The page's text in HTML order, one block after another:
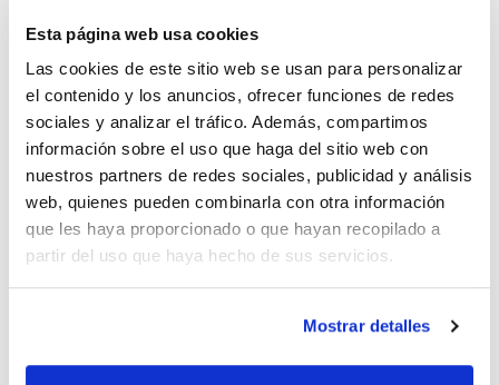
Esta página web usa cookies
Las cookies de este sitio web se usan para personalizar
el contenido y los anuncios, ofrecer funciones de redes
sociales y analizar el tráfico. Además, compartimos
información sobre el uso que haga del sitio web con
nuestros partners de redes sociales, publicidad y análisis
web, quienes pueden combinarla con otra información
que les haya proporcionado o que hayan recopilado a
partir del uso que haya hecho de sus servicios.
Mostrar detalles
La microcentrífuga refrigerada Biocen 22 R destaca por
alcanzar hasta 31865 xg, siendo una herramienta
indispensable en los laboratorios más exigentes, puede
procesar hasta 24 microtubos de 1,5-2 ml, 32 de 0,2ml y 8 de
15ml cónicos. Orto Alresa ha incorporado en la centrífuga
Biocen 22 R, una serie de ventajas que permite un análisis
seguro, sin interacción de la centrífuga en el proceso, como
son: sistema de refrigeración que mantiene las muestras a
4ºC a la máxima velocidad, independientemente del rotor,
cámara de acero inoxidable, rotores con tapas herméticas y
accesorios fácilmente esterilizables.
TDS / Ficha técnica
Regístrate para
descargas
COA
Regístrate para
descargas
SDS/ Hoja de seguridad
Regístrate para
descargas
Los productos marcados con esta imagen son
listos para una entrega inmediata.